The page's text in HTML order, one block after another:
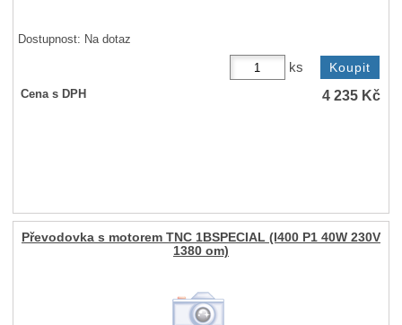
Dostupnost: Na dotaz
ks
Cena s DPH 4 235 Kč
Převodovka s motorem TNC 1BSPECIAL (I400 P1 40W 230V
1380 om)